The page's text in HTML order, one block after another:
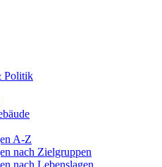
Politik
A-Z
nach Zielgruppen
nach Lebenslagen